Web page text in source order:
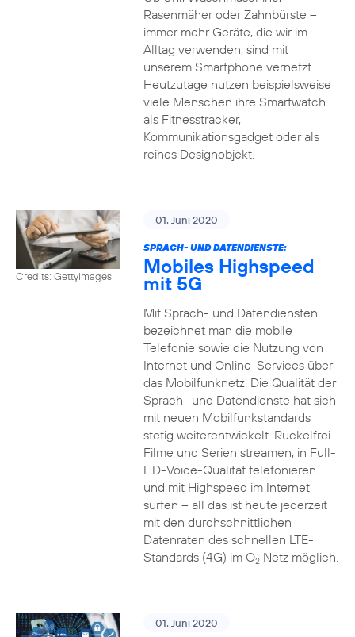
Rasenmäher oder Zahnbürste –
immer mehr Geräte, die wir im
Alltag verwenden, sind mit
unserem Smartphone vernetzt.
Heutzutage nutzen beispielsweise
viele Menschen ihre Smartwatch
als Fitnesstracker,
Kommunikationsgadget oder als
reines Designobjekt.
Credits: Gettyimages
01. Juni 2020
SPRACH- UND DATENDIENSTE:
Mobiles Highspeed
mit 5G
Mit Sprach- und Datendiensten
bezeichnet man die mobile
Telefonie sowie die Nutzung von
Internet und Online-Services über
das Mobilfunknetz. Die Qualität der
Sprach- und Datendienste hat sich
mit neuen Mobilfunkstandards
stetig weiterentwickelt. Ruckelfrei
Filme und Serien streamen, in Full-
HD-Voice-Qualität telefonieren
und mit Highspeed im Internet
surfen – all das ist heute jederzeit
mit den durchschnittlichen
Datenraten des schnellen LTE-
Standards (4G) im O2Netz möglich.
01. Juni 2020